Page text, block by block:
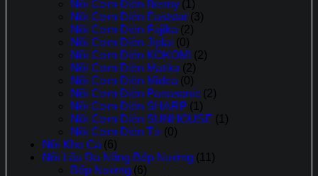
Nồi Cơm Điện Benny (1)
Nồi Cơm Điện Eaststar (3)
Nồi Cơm Điện Fujika (2)
Nồi Cơm Điện Jiplai (0)
Nồi Cơm Điện KOKOMI
(2)
Nồi Cơm Điện Matika (2)
Nồi Cơm Điện Midea (0)
Nồi Cơm Điện Panasonic (2)
Nồi Cơm Điện SHARP (1)
Nồi Cơm Điện SUNHOUSE (1)
Nồi Cơm Điên Tử (0)
Nồi Kho Cá (6)
Nồi Lẩu Đa Năng,Bếp Nướng (11)
Bếp Nướng (6)